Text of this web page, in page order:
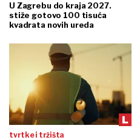
U Zagrebu do kraja 2027.
stiže gotovo 100 tisuća
kvadrata novih ureda
tvrtke i tržišta